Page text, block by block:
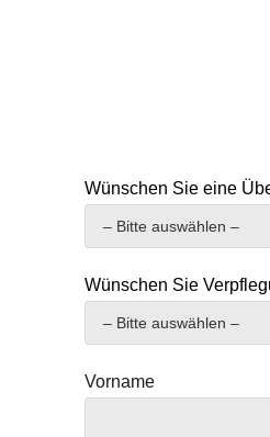
Wünschen Sie eine
Wünschen Sie
Vorname